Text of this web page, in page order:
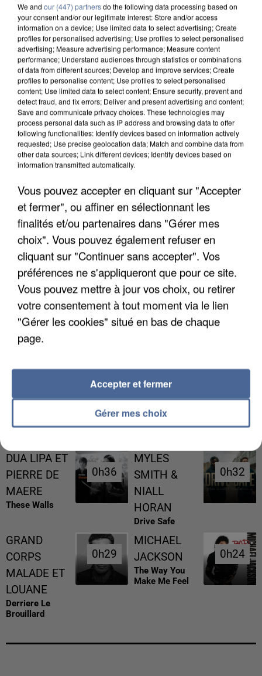
UN SECOND CADRE DE LA DZ MAFIA
INTERPELLÉ EN ALGÉRIE
UNE TOURISTE DE L’OISE EMPORTÉE PAR UNE
RÉCEMMENT DIFFUSÉ
DUA LIPA ET
PIERRE DE
MAERE
These Walls
0h36
0h36
MYLES
SMITH &
NIALL
HORAN
Drive Safe
0h32
0h32
GRAND
CORPS
MALADE ET
LOUANE
Derriere Le
Brouillard
0h29
0h29
MICHAEL
JACKSON
The Way You
Make Me Feel
0h24
0h24
We and our (447) partnersdo the following data processing based on
your consent and/or our legitimate interest: Store and/or access
information on a device; Use limited data to select advertising; Create
profiles for personalised advertising; Use profiles to select personalised
advertising; Measure advertising performance; Measure content
performance; Understand audiences through statistics or combinations
of data from different sources; Develop and improve services; Create
profiles to personalise content; Use profiles to select personalised
content; Use limited data to select content; Ensure security, prevent and
detect fraud, and fix errors; Deliver and present advertising and content;
Save and communicate privacy choices. These technologies may
process personal data such as IP address and browsing data to offer
following functionalities: Identify devices based on information actively
requested; Use precise geolocation data; Match and combine data from
other data sources; Link different devices; Identify devices based on
information transmitted automatically.
Vous pouvez accepter en cliquant sur "Accepter
et fermer", ou affiner en sélectionnant les
finalités et/ou partenaires dans "Gérer mes
choix". Vous pouvez également refuser en
cliquant sur "Continuer sans accepter". Vos
préférences ne s'appliqueront que pour ce site.
Vous pouvez mettre à jour vos choix, ou retirer
votre consentement à tout moment via le lien
"Gérer les cookies" situé en bas de chaque
page.
Gérer mes choix
Accepter et fermer